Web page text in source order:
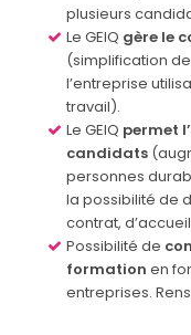
plusieurs
Le GEIQ gère le
(simplification
l’entreprise
travail).
Le GEIQ permet
candidats
personnes
la possibilité de
contrat,
Possibilité de
formation en
entreprises.